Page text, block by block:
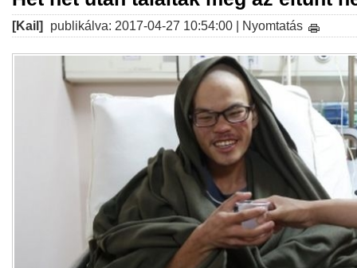
[Kail] publikálva: 2017-04-27 10:54:00 | Nyomtatás